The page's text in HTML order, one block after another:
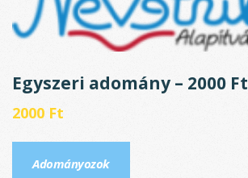
Egyszeri adomány – 2000 Ft
2000 Ft
Adományozok